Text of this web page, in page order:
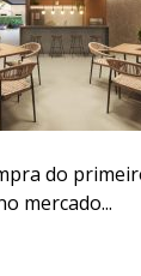
do
mercado...